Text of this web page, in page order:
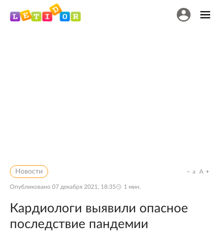
Новости
Опубликовано 07 декабря 2021, 18:35 1 мин.
a A
Кардиологи выявили опасное
последствие пандемии